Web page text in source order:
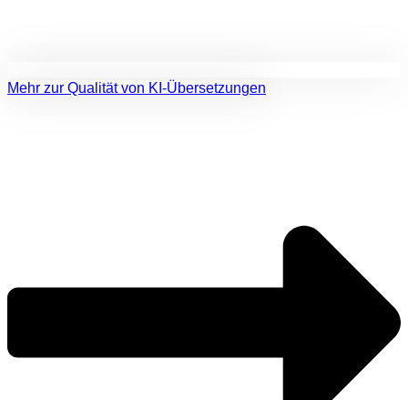
Mehr zur Qualität von KI-Übersetzungen